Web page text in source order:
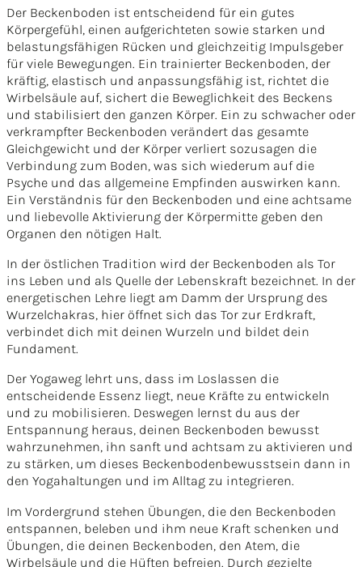
Der Beckenboden ist entscheidend für ein gutes
Körpergefühl, einen aufgerichteten sowie starken und
belastungsfähigen Rücken und gleichzeitig Impulsgeber
für viele Bewegungen. Ein trainierter Beckenboden, der
kräftig, elastisch und anpassungsfähig ist, richtet die
Wirbelsäule auf, sichert die Beweglichkeit des Beckens
und stabilisiert den ganzen Körper. Ein zu schwacher oder
verkrampfter Beckenboden verändert das gesamte
Gleichgewicht und der Körper verliert sozusagen die
Verbindung zum Boden, was sich wiederum auf die
Psyche und das allgemeine Empfinden auswirken kann.
Ein Verständnis für den Beckenboden und eine achtsame
und liebevolle Aktivierung der Körpermitte geben den
Organen den nötigen Halt.
In der östlichen Tradition wird der Beckenboden als Tor
ins Leben und als Quelle der Lebenskraft bezeichnet. In der
energetischen Lehre liegt am Damm der Ursprung des
Wurzelchakras, hier öffnet sich das Tor zur Erdkraft,
verbindet dich mit deinen Wurzeln und bildet dein
Fundament.
Der Yogaweg lehrt uns, dass im Loslassen die
entscheidende Essenz liegt, neue Kräfte zu entwickeln
und zu mobilisieren. Deswegen lernst du aus der
Entspannung heraus, deinen Beckenboden bewusst
wahrzunehmen, ihn sanft und achtsam zu aktivieren und
zu stärken, um dieses Beckenbodenbewusstsein dann in
den Yogahaltungen und im Alltag zu integrieren.
Im Vordergrund stehen Übungen, die den Beckenboden
entspannen, beleben und ihm neue Kraft schenken und
Übungen, die deinen Beckenboden, den Atem, die
Wirbelsäule und die Hüften befreien. Durch gezielte